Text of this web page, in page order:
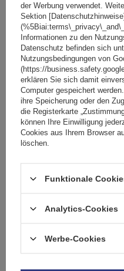
G3 Airflow 60.230
integrierte
154,99 €inkl. MwSt
Große Menge verfügbar
In
der Werbung verwendet.
Sektion
Informationen zu den
Datenschutz befinden sich
Nutzungsbedingungen von
(https://
erklären Sie sich damit
Computer gespeichert
ihre Speicherung oder den
die Registerkarte
können Ihre Einwilligung
Cookies aus Ihrem Browser
löschen.
Funktionale
Analytics-Cookies
Werbe-Cookies